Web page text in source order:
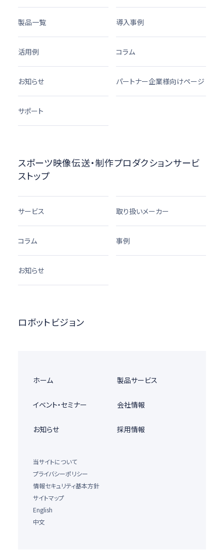
製品一覧 導入事例
活用例 コラム
お知らせ パートナー企業様向けページ
サポート
スポーツ映像伝送・制作プロダクションサービ
ストップ
サービス 取り扱いメーカー
コラム 事例
お知らせ
ロボットビジョン
ホーム 製品サービス
イベント・セミナー 会社情報
お知らせ 採用情報
当サイトについて
プライバシーポリシー
情報セキュリティ基本方針
サイトマップ
English
中文